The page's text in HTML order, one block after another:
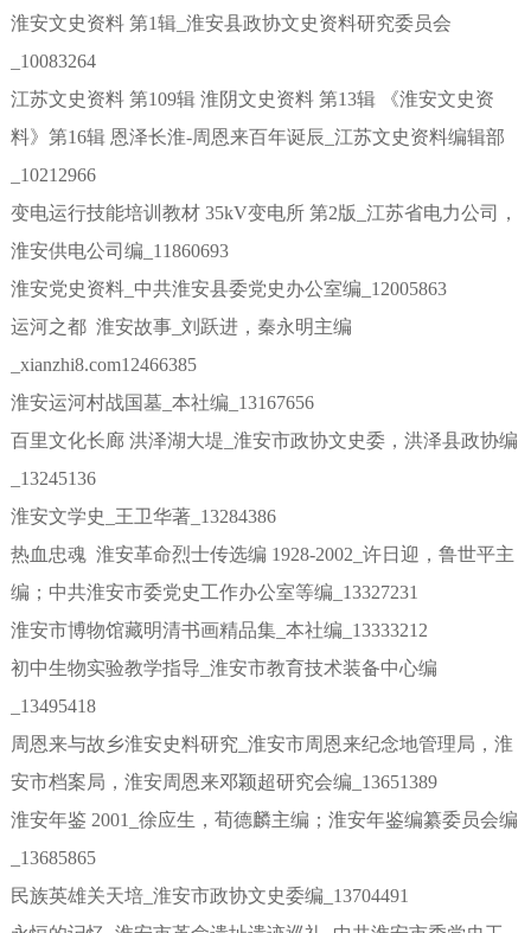
淮安文史资料 第1辑_淮安县政协文史资料研究委员会
_10083264
江苏文史资料 第109辑 淮阴文史资料 第13辑 《淮安文史资
料》第16辑 恩泽长淮-周恩来百年诞辰_江苏文史资料编辑部
_10212966
变电运行技能培训教材 35kV变电所 第2版_江苏省电力公司，
淮安供电公司编_11860693
淮安党史资料_中共淮安县委党史办公室编_12005863
运河之都 淮安故事_刘跃进，秦永明主编
_xianzhi8.com12466385
淮安运河村战国墓_本社编_13167656
百里文化长廊 洪泽湖大堤_淮安市政协文史委，洪泽县政协编
_13245136
淮安文学史_王卫华著_13284386
热血忠魂 淮安革命烈士传选编 1928-2002_许日迎，鲁世平主
编；中共淮安市委党史工作办公室等编_13327231
淮安市博物馆藏明清书画精品集_本社编_13333212
初中生物实验教学指导_淮安市教育技术装备中心编
_13495418
周恩来与故乡淮安史料研究_淮安市周恩来纪念地管理局，淮
安市档案局，淮安周恩来邓颖超研究会编_13651389
淮安年鉴 2001_徐应生，荀德麟主编；淮安年鉴编纂委员会编
_13685865
民族英雄关天培_淮安市政协文史委编_13704491